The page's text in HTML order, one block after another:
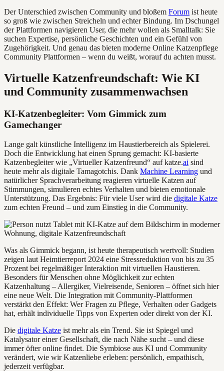
Der Unterschied zwischen Community und bloßem Forum ist heute
so groß wie zwischen Streicheln und echter Bindung. Im Dschungel
der Plattformen navigieren User, die mehr wollen als Smalltalk: Sie
suchen Expertise, persönliche Geschichten und ein Gefühl von
Zugehörigkeit. Und genau das bieten moderne Online Katzenpflege
Community Plattformen – wenn du weißt, worauf du achten musst.
Virtuelle Katzenfreundschaft: Wie KI
und Community zusammenwachsen
KI-Katzenbegleiter: Vom Gimmick zum
Gamechanger
Lange galt künstliche Intelligenz im Haustierbereich als Spielerei.
Doch die Entwicklung hat einen Sprung gemacht: KI-basierte
Katzenbegleiter wie „Virtueller Katzenfreund“ auf katze.ai sind
heute mehr als digitale Tamagotchis. Dank Machine Learning und
natürlicher Sprachverarbeitung reagieren virtuelle Katzen auf
Stimmungen, simulieren echtes Verhalten und bieten emotionale
Unterstützung. Das Ergebnis: Für viele User wird die digitale Katze
zum echten Freund – und zum Einstieg in die Community.
Was als Gimmick begann, ist heute therapeutisch wertvoll: Studien
zeigen laut Heimtierreport 2024 eine Stressreduktion von bis zu 35
Prozent bei regelmäßiger Interaktion mit virtuellen Haustieren.
Besonders für Menschen ohne Möglichkeit zur echten
Katzenhaltung – Allergiker, Vielreisende, Senioren – öffnet sich hier
eine neue Welt. Die Integration mit Community-Plattformen
verstärkt den Effekt: Wer Fragen zu Pflege, Verhalten oder Gadgets
hat, erhält individuelle Tipps von Experten oder direkt von der KI.
Die digitale Katze ist mehr als ein Trend. Sie ist Spiegel und
Katalysator einer Gesellschaft, die nach Nähe sucht – und diese
immer öfter online findet. Die Symbiose aus KI und Community
verändert, wie wir Katzenliebe erleben: persönlich, empathisch,
jederzeit verfügbar.